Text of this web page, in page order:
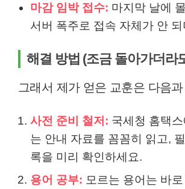
마감 임박 접수: 마지막 날에
서버 폭주로 접속 자체가 안
해결 방법 (조금 돌아가더라
그래서 제가 얻은 교훈은 다음
사전 준비 철저: 국세청 홈택
는 안내 자료를 꼼꼼히 읽고,
록을 미리 확인하세요.
용어 공부: 모르는 용어는 바